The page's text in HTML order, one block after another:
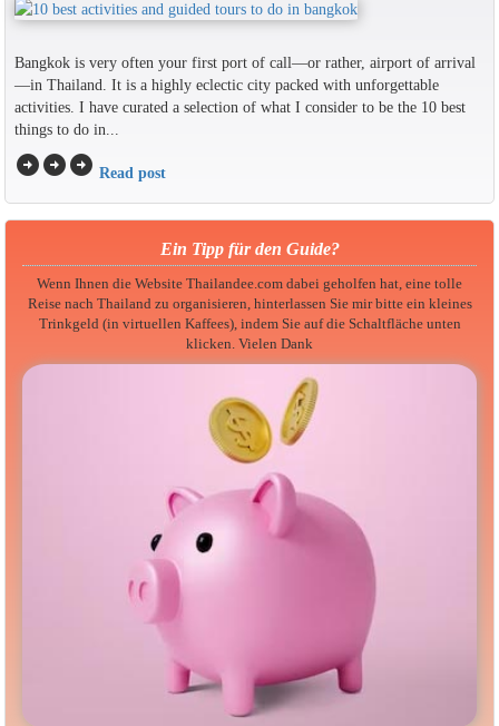
Bangkok is very often your first port of call—or rather, airport of arrival
—in Thailand. It is a highly eclectic city packed with unforgettable
activities. I have curated a selection of what I consider to be the 10 best
things to do in...
arrow_circle_rightarrow_circle_rightarrow_circle_right Read post
Ein Tipp für den Guide?
Wenn Ihnen die Website Thailandee.com dabei geholfen hat, eine tolle
Reise nach Thailand zu organisieren, hinterlassen Sie mir bitte ein kleines
Trinkgeld (in virtuellen Kaffees), indem Sie auf die Schaltfläche unten
klicken. Vielen Dank